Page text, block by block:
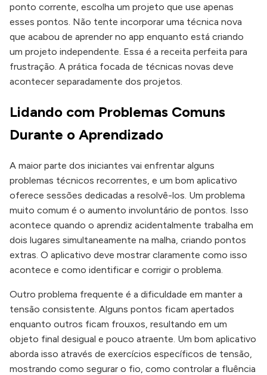
ponto corrente, escolha um projeto que use apenas
esses pontos. Não tente incorporar uma técnica nova
que acabou de aprender no app enquanto está criando
um projeto independente. Essa é a receita perfeita para
frustração. A prática focada de técnicas novas deve
acontecer separadamente dos projetos.
Lidando com Problemas Comuns
Durante o Aprendizado
A maior parte dos iniciantes vai enfrentar alguns
problemas técnicos recorrentes, e um bom aplicativo
oferece sessões dedicadas a resolvê-los. Um problema
muito comum é o aumento involuntário de pontos. Isso
acontece quando o aprendiz acidentalmente trabalha em
dois lugares simultaneamente na malha, criando pontos
extras. O aplicativo deve mostrar claramente como isso
acontece e como identificar e corrigir o problema.
Outro problema frequente é a dificuldade em manter a
tensão consistente. Alguns pontos ficam apertados
enquanto outros ficam frouxos, resultando em um
objeto final desigual e pouco atraente. Um bom aplicativo
aborda isso através de exercícios específicos de tensão,
mostrando como segurar o fio, como controlar a fluência